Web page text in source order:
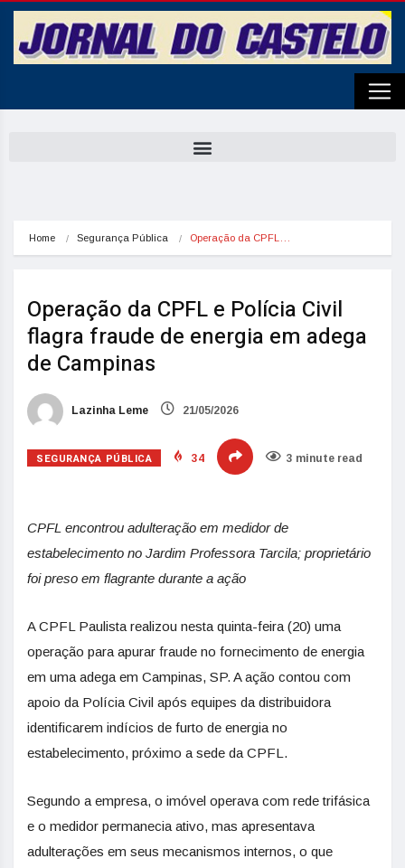
Home Segurança Pública Operação da CPFL…
Operação da CPFL e Polícia Civil
flagra fraude de energia em adega
de Campinas
Lazinha Leme 21/05/2026
SEGURANÇA PÚBLICA 34 3 minute read
CPFL encontrou adulteração em medidor de
estabelecimento no Jardim Professora Tarcila; proprietário
foi preso em flagrante durante a ação
A CPFL Paulista realizou nesta quinta-feira (20) uma
operação para apurar fraude no fornecimento de energia
em uma adega em Campinas, SP. A ação contou com
apoio da Polícia Civil após equipes da distribuidora
identificarem indícios de furto de energia no
estabelecimento, próximo a sede da CPFL.
Segundo a empresa, o imóvel operava com rede trifásica
e o medidor permanecia ativo, mas apresentava
adulterações em seus mecanismos internos, o que